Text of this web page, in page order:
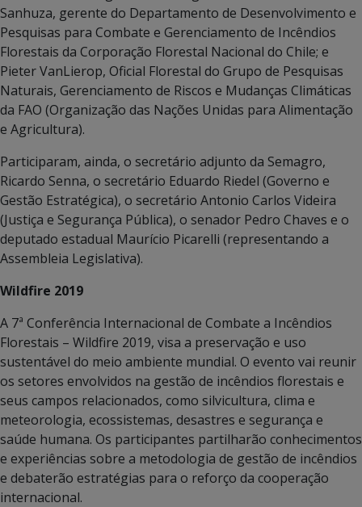
Sanhuza, gerente do Departamento de Desenvolvimento e
Pesquisas para Combate e Gerenciamento de Incêndios
Florestais da Corporação Florestal Nacional do Chile; e
Pieter VanLierop, Oficial Florestal do Grupo de Pesquisas
Naturais, Gerenciamento de Riscos e Mudanças Climáticas
da FAO (Organização das Nações Unidas para Alimentação
e Agricultura).
Participaram, ainda, o secretário adjunto da Semagro,
Ricardo Senna, o secretário Eduardo Riedel (Governo e
Gestão Estratégica), o secretário Antonio Carlos Videira
(Justiça e Segurança Pública), o senador Pedro Chaves e o
deputado estadual Maurício Picarelli (representando a
Assembleia Legislativa).
Wildfire 2019
A 7ª Conferência Internacional de Combate a Incêndios
Florestais – Wildfire 2019, visa a preservação e uso
sustentável do meio ambiente mundial. O evento vai reunir
os setores envolvidos na gestão de incêndios florestais e
seus campos relacionados, como silvicultura, clima e
meteorologia, ecossistemas, desastres e segurança e
saúde humana. Os participantes partilharão conhecimentos
e experiências sobre a metodologia de gestão de incêndios
e debaterão estratégias para o reforço da cooperação
internacional.